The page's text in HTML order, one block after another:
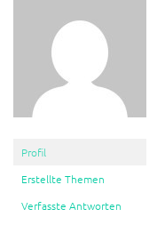
Profil
Erstellte Themen
Verfasste Antworten